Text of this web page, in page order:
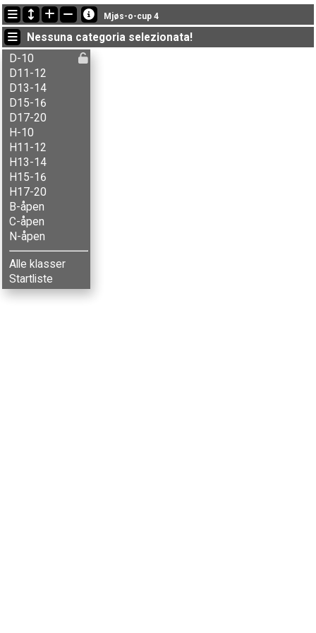
Ultimi aggiornamenti
19:20:15: Agnes B. Brenna (D11-12) è arrivato con il tempo: 35:15 (13)
19:20:15: Aksel B. Carlson (H13-14 ) è arrivato con il tempo: 31:06 (6)
19:20:15: Aksel T. Fingarsen (H15-16) è arrivato con il tempo: 26:02 (2)
Mjøs-o-cup 4
Nessuna categoria selezionata!
D-10
D11-12
D13-14
D15-16
D17-20
H-10
H11-12
H13-14
H15-16
H17-20
B-åpen
C-åpen
N-åpen
Alle klasser
Startliste